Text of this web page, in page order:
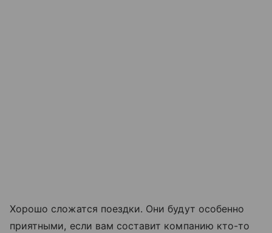
Хорошо сложатся поездки. Они будут особенно
приятными, если вам составит компанию кто-то